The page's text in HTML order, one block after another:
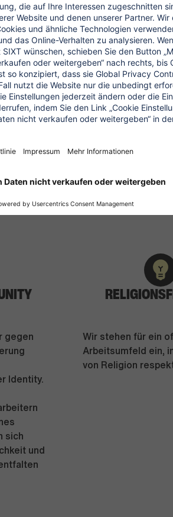
bietet jedem von
Reichenberger, President People & Culture
gegen
Identity.
sich
und
Wir stehen für ein
Arbeitsumfeld ein,
von Religion